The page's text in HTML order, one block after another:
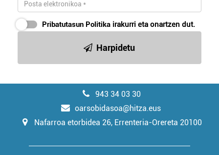
Pribatutasun Politika irakurri eta onartzen dut.
Harpidetu
943 34 03 30
oarsobidasoa@hitza.eus
Nafarroa etorbidea 26, Errenteria-Orereta 20100